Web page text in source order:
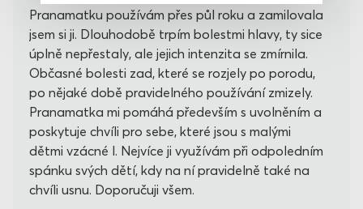
Pranamatku používám přes půl roku a zamilovala
jsem si ji. Dlouhodobě trpím bolestmi hlavy, ty sice
úplně nepřestaly, ale jejich intenzita se zmírnila.
Občasné bolesti zad, které se rozjely po porodu,
po nějaké době pravidelného používání zmizely.
Pranamatka mi pomáhá především s uvolněním a
poskytuje chvíli pro sebe, které jsou s malými
dětmi vzácné l. Nejvíce ji využívám při odpoledním
spánku svých dětí, kdy na ní pravidelně také na
chvíli usnu. Doporučuji všem.